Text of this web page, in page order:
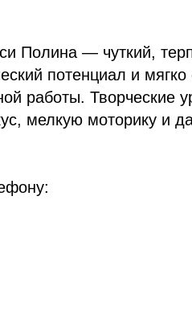
Полина — чуткий,
потенциал и
работы. Творческие
мелкую моторику и